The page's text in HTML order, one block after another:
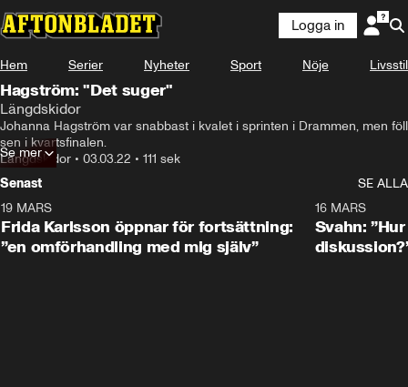
Logga in
Hem Serier Nyheter Sport Nöje Livsstil
Hagström: "Det suger"
Längdskidor
Johanna Hagström var snabbast i kvalet i sprinten i Drammen, men föll
sen i kvartsfinalen.
Längdskidor • 03.03.22 • 111 sek
Se mer
Senast
SE ALLA
19 MARS
Frida Karlsson öppnar för fortsättning:
”en omförhandling med mig själv”
16 MARS
Svahn: